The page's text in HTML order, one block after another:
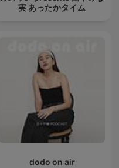
実 あったかタイム
dodo on air